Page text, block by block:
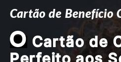
Cartão de Benefício
O Cartão de
Perfeito aos